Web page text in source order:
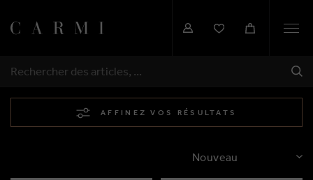
RECHERCHER
AFFINEZ VOS RÉSULTATS
TRIER